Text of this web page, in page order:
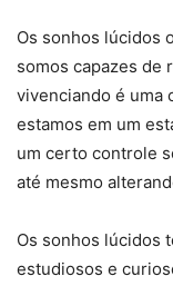
Os sonhos lúcidos
somos capazes de
vivenciando é uma
estamos em um
um certo controle
até mesmo
Os sonhos lúcidos
estudiosos e